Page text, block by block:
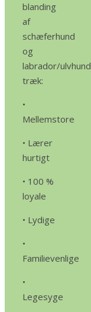
blanding
af
schæferhund
og
labrador/ulvhund
træk:
•
Mellemstore
• Lærer
hurtigt
• 100 %
loyale
• Lydige
•
Familievenlige
•
Legesyge